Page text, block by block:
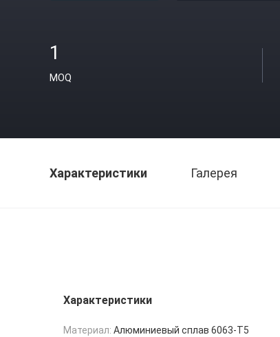
1
MOQ
Характеристики Галерея
Характеристики
Материал: Алюминиевый сплав 6063-T5